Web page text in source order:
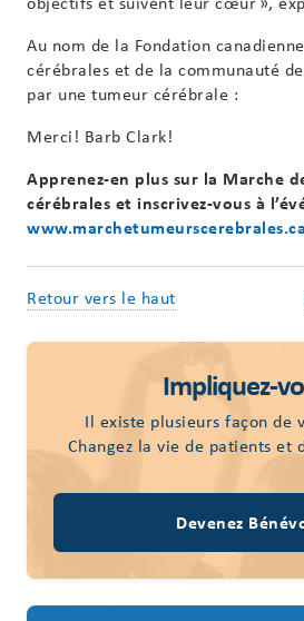
Au nom de la Fondation
cérébrales et de la communauté
par une tumeur cérébrale :
Merci! Barb Clark!
Apprenez-en plus sur la Marche
cérébrales et inscrivez-vous à
www.marchetumeurscerebrales.ca
Retour vers le haut
Impliquez-
Il existe plusieurs façon de
Changez la vie de patients et
Devenez